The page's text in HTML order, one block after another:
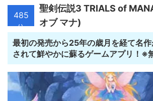
485
位
聖剣伝説3 TRIALS of
オブ マナ)
最初の発売から25年の歳月を経て名
されて鮮やかに蘇るゲームアプリ！※